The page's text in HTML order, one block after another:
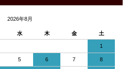
2026年8月
水 木 金 土
1
5 6 7 8